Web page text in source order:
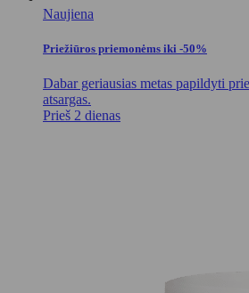
Naujiena
Priežiūros priemonėms iki -50%
Dabar geriausias metas papildyti
atsargas.
Prieš 2 dienas